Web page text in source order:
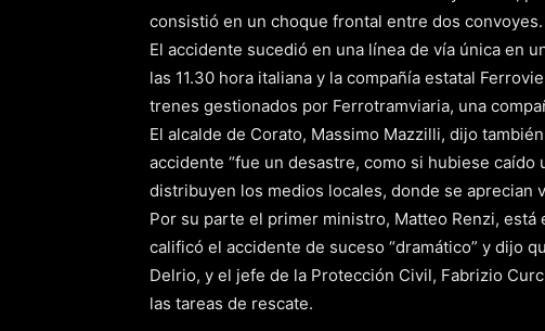
consistió en un choque frontal entre dos convoyes.
El accidente sucedió en una línea de vía única en
las 11.30 hora italiana y la compañía estatal
trenes gestionados por Ferrotramviaria, una
El alcalde de Corato, Massimo Mazzilli, dijo
accidente “fue un desastre, como si hubiese caído
distribuyen los medios locales, donde se aprecian
Por su parte el primer ministro, Matteo Renzi,
calificó el accidente de suceso “dramático” y dijo
Delrio, y el jefe de la Protección Civil, Fabrizio
las tareas de rescate.